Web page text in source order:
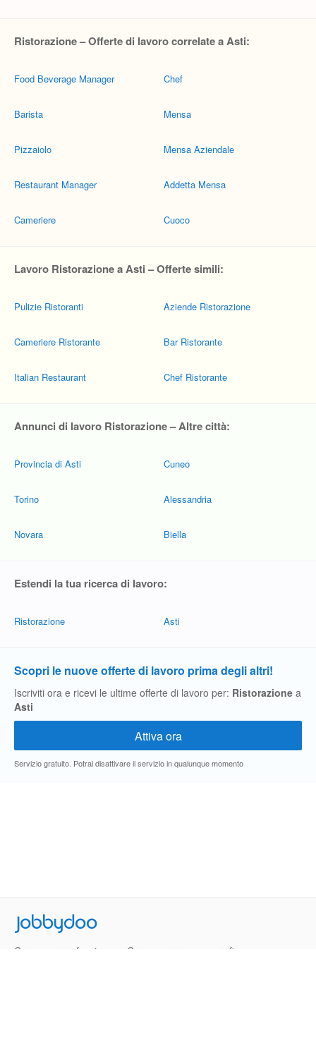
Ristorazione – Offerte di lavoro correlate a Asti:
Food Beverage Manager
Barista
Pizzaiolo
Restaurant Manager
Cameriere
Chef
Mensa
Mensa Aziendale
Addetta Mensa
Cuoco
Lavoro Ristorazione a Asti – Offerte simili:
Pulizie Ristoranti
Cameriere Ristorante
Italian Restaurant
Aziende Ristorazione
Bar Ristorante
Chef Ristorante
Annunci di lavoro Ristorazione – Altre città:
Provincia di Asti
Torino
Novara
Cuneo
Alessandria
Biella
Estendi la tua ricerca di lavoro:
Ristorazione Asti
Scopri le nuove offerte di lavoro prima degli altri!
Iscriviti ora e ricevi le ultime offerte di lavoro per: Ristorazione a
Asti
Servizio gratuito. Potrai disattivare il servizio in qualunque momento
Jobbydoo
Cerca per professione
Cerca per area geografica